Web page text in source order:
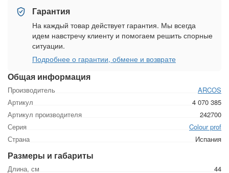
Общая информация
Производитель
ARCOS
Артикул
4 070 385
Артикул производителя
242700
Серия
Colour prof
Страна
Испания
Размеры и габариты
Длина, см
44
Гарантия
На каждый товар действует гарантия. Мы всегда
идем навстречу клиенту и помогаем решить спорные
ситуации.
Подробнее о гарантии, обмене и возврате